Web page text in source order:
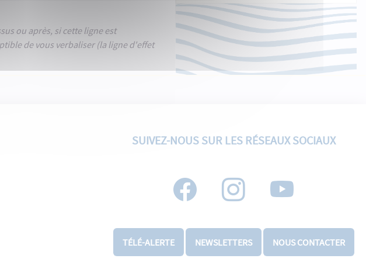
ou après, si cette ligne est
de vous verbaliser (la ligne d'effet
SUIVEZ-NOUS SUR LES RÉSEAUX SOCIAUX
TÉLÉ-ALERTE NEWSLETTERS NOUS CONTACTER